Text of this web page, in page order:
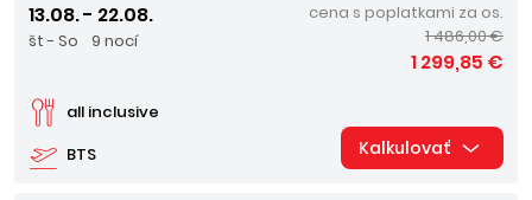
13.08. - 22.08.
št - So 9 nocí
BTS
all inclusive
cena s poplatkami za os.
1 486,00 €
1 299,85 €
Kalkulovať